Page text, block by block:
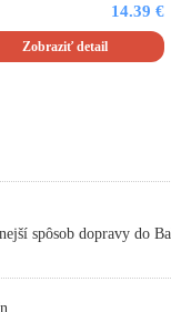
14.39 €
Zobraziť detail
spôsob dopravy do